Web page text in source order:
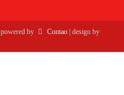
by Contao | design by